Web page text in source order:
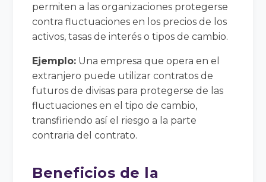
permiten a las organizaciones protegerse
contra fluctuaciones en los precios de los
activos, tasas de interés o tipos de cambio.
Ejemplo: Una empresa que opera en el
extranjero puede utilizar contratos de
futuros de divisas para protegerse de las
fluctuaciones en el tipo de cambio,
transfiriendo así el riesgo a la parte
contraria del contrato.
Beneficios de la